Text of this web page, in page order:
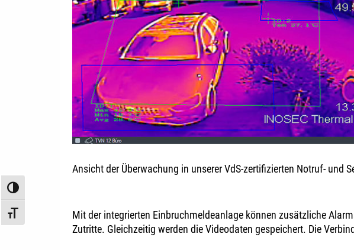
Umschalten auf hohe Kontraste
Schrift vergrößern
Ansicht der Überwachung in unserer VdS-zertifizierten Notruf- und
Mit der integrierten Einbruchmeldeanlage können zusätzliche
Zutritte. Gleichzeitig werden die Videodaten gespeichert. Die